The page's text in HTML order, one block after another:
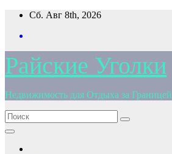
Перейти
содержимому
Сб. Авг 8th, 2026
Райские Уголки
Недвижимость для Отдыха за Границей